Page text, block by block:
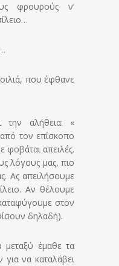
φρουρούς ν’
που έφθανε
την αλήθεια: «
τον επίσκοπο
φοβάται απειλές.
λόγους μας, πιο
Ας απειλήσουμε
Αν θέλουμε
στον
δηλαδή).
έμαθε τα
για να καταλάβει